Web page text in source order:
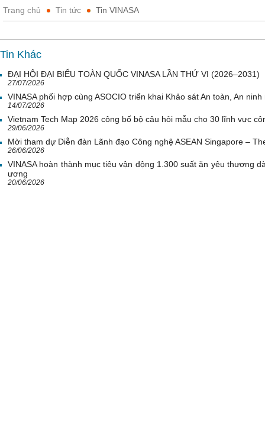
Trang chủ Tin tức Tin VINASA
Tin Khác
ĐẠI HỘI ĐẠI BIỂU TOÀN QUỐC VINASA LẦN THỨ VI (2026–2031)
27/07/2026
VINASA phối hợp cùng ASOCIO triển khai Khảo sát An toàn, An
14/07/2026
Vietnam Tech Map 2026 công bố bộ câu hỏi mẫu cho 30 lĩnh vực
29/06/2026
Mời tham dự Diễn đàn Lãnh đạo Công nghệ ASEAN Singapore –
26/06/2026
VINASA hoàn thành mục tiêu vận động 1.300 suất ăn yêu thương
ương
20/06/2026